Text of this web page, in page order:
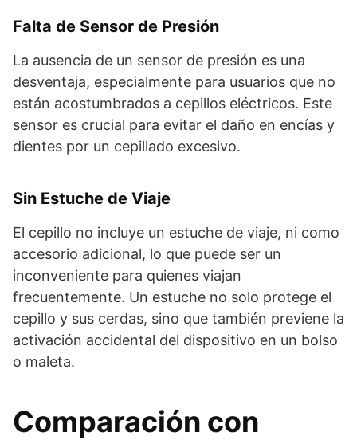
Falta de Sensor de Presión
La ausencia de un sensor de presión es una
desventaja, especialmente para usuarios que no
están acostumbrados a cepillos eléctricos. Este
sensor es crucial para evitar el daño en encías y
dientes por un cepillado excesivo.
Sin Estuche de Viaje
El cepillo no incluye un estuche de viaje, ni como
accesorio adicional, lo que puede ser un
inconveniente para quienes viajan
frecuentemente. Un estuche no solo protege el
cepillo y sus cerdas, sino que también previene la
activación accidental del dispositivo en un bolso
o maleta.
Comparación con